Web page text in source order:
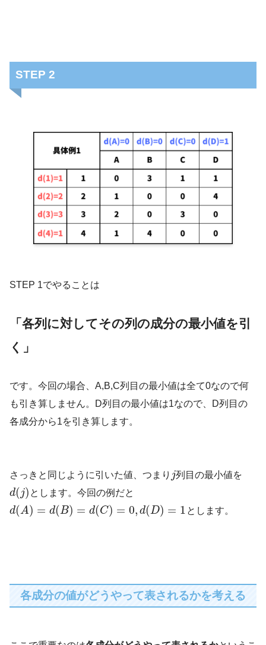
STEP 2
STEP 1でやることは
「各列に対してその列の成分の最小値を引
く」
です。今回の場合、A,B,C列目の最小値は全て0なので何
も引き算しません。D列目の最小値は1なので、D列目の
各成分から1を引き算します。
さっきと同じように引いた値、つまり j列目の最小値を
d(j) とします。今回の例だと
d(A) = d(B) = d(C) = 0, d(D) = 1 とします。
各成分の値がどうやって表されるかを考える